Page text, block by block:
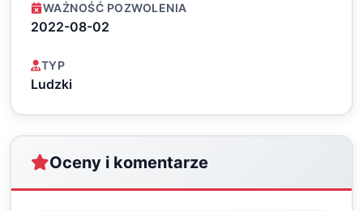
WAŻNOŚĆ POZWOLENIA
2022-08-02
TYP
Ludzki
Oceny i komentarze